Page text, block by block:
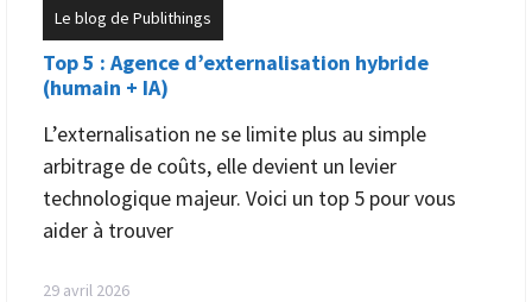
Le blog de Publithings
Top 5 : Agence d’externalisation hybride
(humain + IA)
L’externalisation ne se limite plus au simple
arbitrage de coûts, elle devient un levier
technologique majeur. Voici un top 5 pour vous
aider à trouver
29 avril 2026